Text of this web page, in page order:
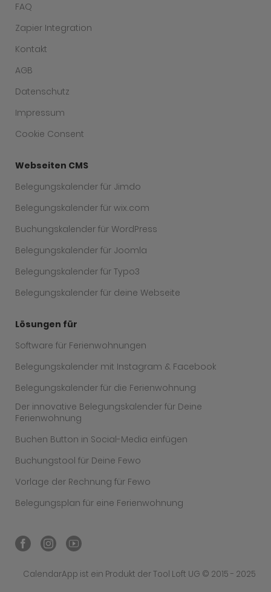
FAQ
Zapier Integration
Kontakt
AGB
Datenschutz
Impressum
Cookie Consent
Webseiten CMS
Belegungskalender für Jimdo
Belegungskalender für wix.com
Buchungskalender für WordPress
Belegungskalender für Joomla
Belegungskalender für Typo3
Belegungskalender für deine Webseite
Lösungen für
Software für Ferienwohnungen
Belegungskalender mit Instagram & Facebook
Belegungskalender für die Ferienwohnung
Der innovative Belegungskalender für Deine
Ferienwohnung
Buchen Button in Social-Media einfügen
Buchungstool für Deine Fewo
Vorlage der Rechnung für Fewo
Belegungsplan für eine Ferienwohnung
CalendarApp ist ein Produkt der Tool Loft UG © 2015 - 2025